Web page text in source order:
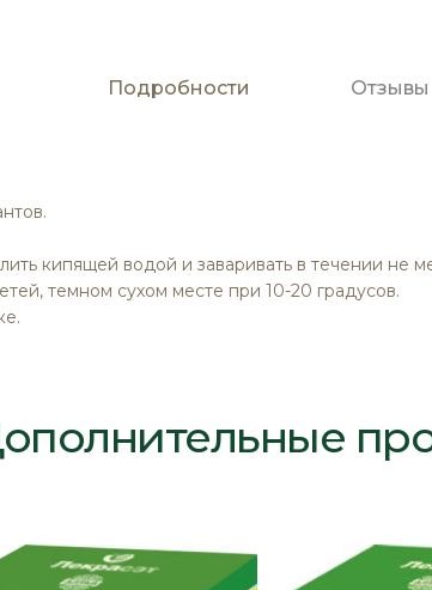
Подробности
кипящей водой и заваривать в течении не
темном сухом месте при 10-20 градусов.
Отзывы